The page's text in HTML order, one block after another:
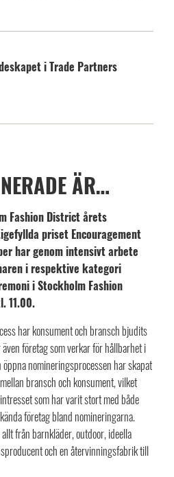
i Trade Partners
ÄR…
Fashion District årets
priset Encouragement
har genom intensivt arbete
i respektive kategori
i Stockholm Fashion
11.00.
har konsument och bransch bjudits
företag som verkar för hållbarhet i
nomineringsprocessen har skapat
bransch och konsument, vilket
som har varit stort med både
företag bland nomineringarna.
från barnkläder, outdoor, ideella
och en återvinningsfabrik till